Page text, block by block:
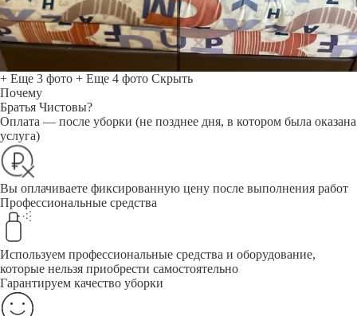
+ Еще 3 фото + Еще 4 фото Скрыть
Почему
Братья Чистовы?
Оплата — после уборки (не позднее дня, в котором была оказана
услуга)
Вы оплачиваете фиксированную цену после выполнения работ
Профессиональные средства
Используем профессиональные средства и оборудование,
которые нельзя приобрести самостоятельно
Гарантируем качество уборки